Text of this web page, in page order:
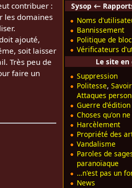
Sysop ←
Noms
Bannissement
Politique de
Vérificateurs
Le site
Suppression
Politesse,
Attaques
Guerre d'édition
Choses qu'on
Harcèlement
Propriété des
Vandalisme
Paroles de
paranoïaque
…n'est pas un
News
contribuer :
les domaines
ajouté,
soit laisser
Très peu de
faire un